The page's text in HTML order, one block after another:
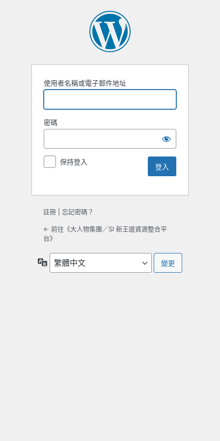
使用者名稱或電子郵件地址
密碼
保持登入
註冊 忘記密碼？
← 前往《大人物集團／SI 新王道資源整合平
台》
言